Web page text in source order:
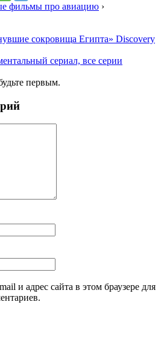
фильмы про авиацию ›
сокровища Египта» Discovery
сериал, все серии
первым.
и адрес сайта в этом браузере для